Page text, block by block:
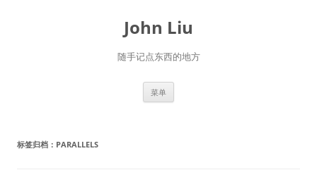
John Liu
随手记点东西的地方
菜单
标签归档： PARALLELS